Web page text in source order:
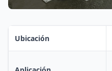
Ubicación